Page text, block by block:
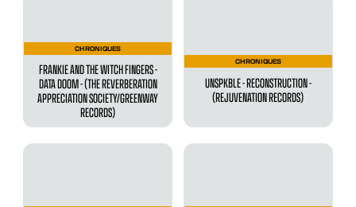
CHRONIQUES
FRANKIE AND THE WITCH FINGERS -
DATA DOOM - (THE REVERBERATION
APPRECIATION SOCIETY/GREENWAY
RECORDS)
CHRONIQUES
UNSPKBLE - RECONSTRUCTION -
(REJUVENATION RECORDS)